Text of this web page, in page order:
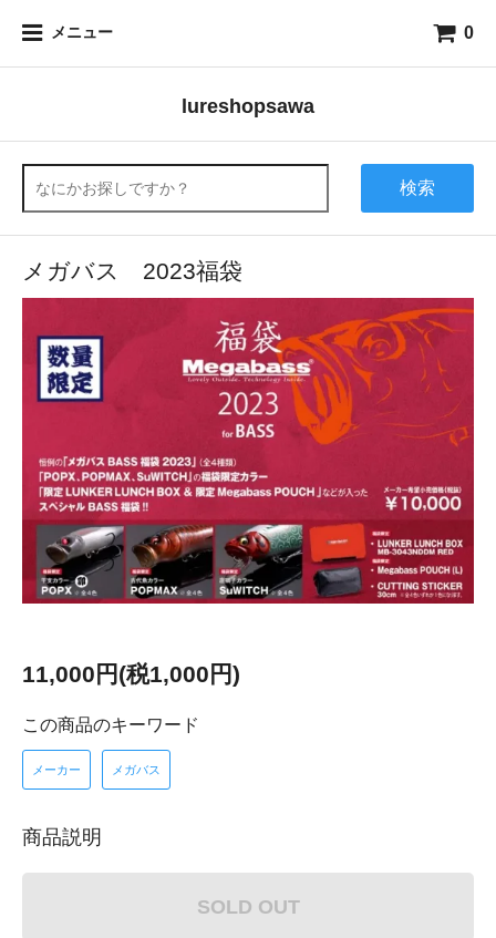
メニュー 0
lureshopsawa
検索
メガバス 2023福袋
11,000円(税1,000円)
この商品のキーワード
メーカー メガバス
商品説明
SOLD OUT